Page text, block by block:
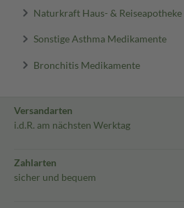
Naturkraft Haus- & Reiseapotheke
Sonstige Asthma Medikamente
Bronchitis Medikamente
Versandarten
i.d.R. am nächsten Werktag
Zahlarten
sicher und bequem